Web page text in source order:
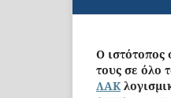
Ο ιστότοπος
τους σε όλο
ΛΑΚ